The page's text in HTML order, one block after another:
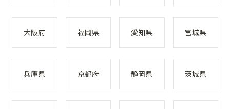
大阪府 福岡県 愛知県 宮城県
兵庫県 京都府 静岡県 茨城県